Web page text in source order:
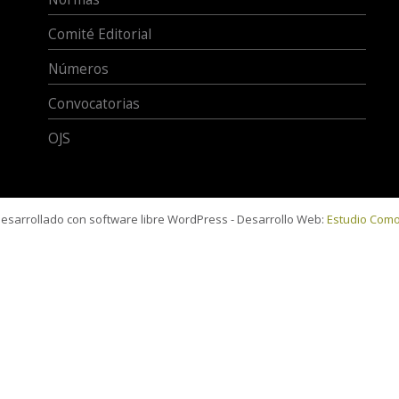
Comité Editorial
Números
Convocatorias
OJS
con software libre WordPress - Desarrollo Web: Estudio